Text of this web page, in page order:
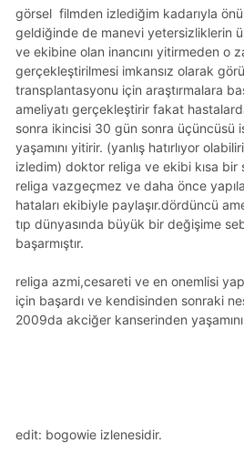
görsel filmden izlediğim kadarıyla
geldiğinde de manevi yetersizliklerin
ve ekibine olan inancını yitirmeden o
gerçekleştirilmesi imkansız olarak
transplantasyonu için araştırmalara
ameliyatı gerçekleştirir fakat
sonra ikincisi 30 gün sonra üçüncüsü
yaşamını yitirir. (yanlış hatırlıyor
izledim) doktor religa ve ekibi kısa
religa vazgeçmez ve daha önce
hataları ekibiyle paylaşır.dördüncü
tıp dünyasında büyük bir değişime
başarmıştır.
religa azmi,cesareti ve en onemlisi
için başardı ve kendisinden sonraki
2009da akciğer kanserinden
edit: bogowie izlenesidir.